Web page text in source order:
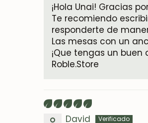
¡Hola Unai! Gracias
Te recomiendo
responderte de
Las mesas con un
¡Que tengas un buen
Roble.Store
David